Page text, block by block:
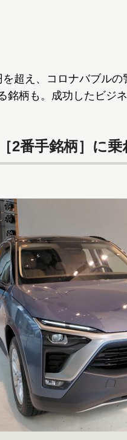
超え、コロナバブルの
銘柄も。成功したビジ
2番手銘柄］に乗